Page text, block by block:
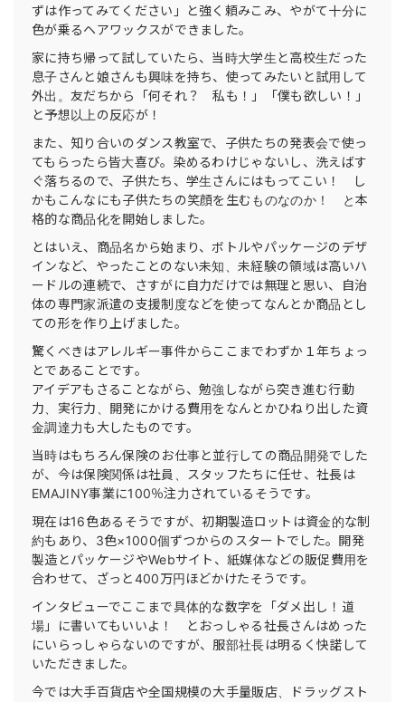
ずは作ってみてください」と強く頼みこみ、やがて十分に
色が乗るヘアワックスができました。
家に持ち帰って試していたら、当時大学生と高校生だった
息子さんと娘さんも興味を持ち、使ってみたいと試用して
外出。友だちから「何それ？ 私も！」「僕も欲しい！」
と予想以上の反応が！
また、知り合いのダンス教室で、子供たちの発表会で使っ
てもらったら皆大喜び。染めるわけじゃないし、洗えばす
ぐ落ちるので、子供たち、学生さんにはもってこい！ し
かもこんなにも子供たちの笑顔を生むものなのか！ と本
格的な商品化を開始しました。
とはいえ、商品名から始まり、ボトルやパッケージのデザ
インなど、やったことのない未知、未経験の領域は高いハ
ードルの連続で、さすがに自力だけでは無理と思い、自治
体の専門家派遣の支援制度などを使ってなんとか商品とし
ての形を作り上げました。
驚くべきはアレルギー事件からここまでわずか１年ちょっ
とであることです。
アイデアもさることながら、勉強しながら突き進む行動
力、実行力、開発にかける費用をなんとかひねり出した資
金調達力も大したものです。
当時はもちろん保険のお仕事と並行しての商品開発でした
が、今は保険関係は社員、スタッフたちに任せ、社長は
EMAJINY事業に100％注力されているそうです。
現在は16色あるそうですが、初期製造ロットは資金的な制
約もあり、3色×1000個ずつからのスタートでした。開発
製造とパッケージやWebサイト、紙媒体などの販促費用を
合わせて、ざっと400万円ほどかけたそうです。
インタビューでここまで具体的な数字を「ダメ出し！道
場」に書いてもいいよ！ とおっしゃる社長さんはめった
にいらっしゃらないのですが、服部社長は明るく快諾して
いただきました。
今では大手百貨店や全国規模の大手量販店、ドラッグスト